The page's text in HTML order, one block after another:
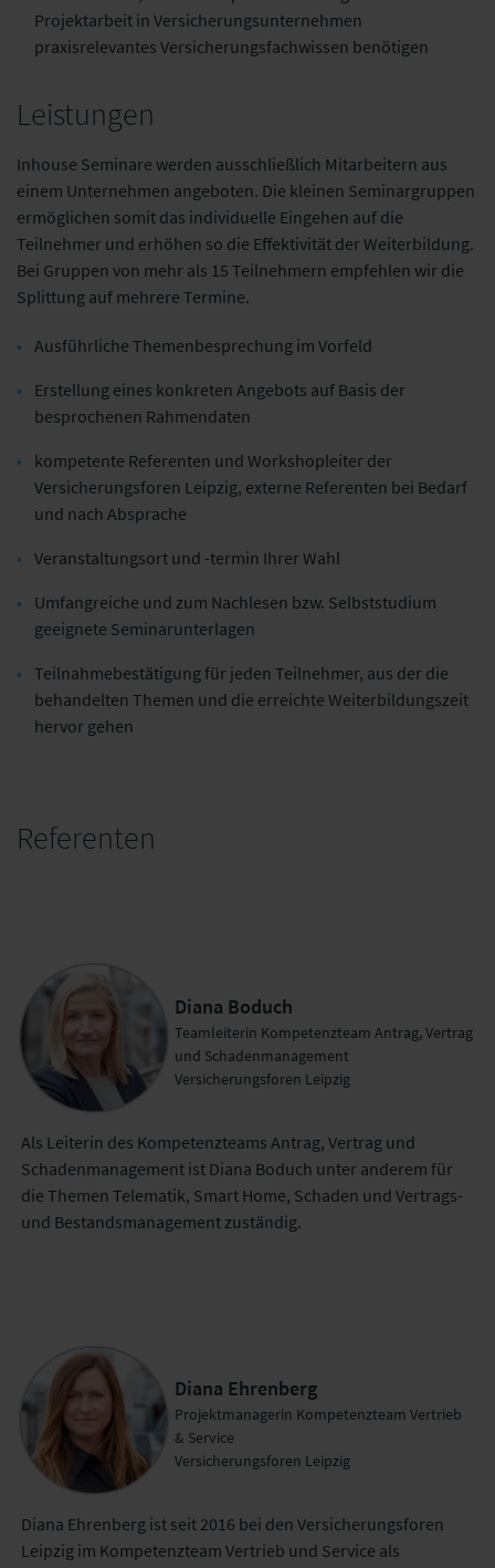
Projektarbeit in Versicherungsunternehmen
praxisrelevantes Versicherungsfachwissen benötigen
Leistungen
Inhouse Seminare werden ausschließlich Mitarbeitern aus
einem Unternehmen angeboten. Die kleinen Seminargruppen
ermöglichen somit das individuelle Eingehen auf die
Teilnehmer und erhöhen so die Effektivität der Weiterbildung.
Bei Gruppen von mehr als 15 Teilnehmern empfehlen wir die
Splittung auf mehrere Termine.
Ausführliche Themenbesprechung im Vorfeld
Erstellung eines konkreten Angebots auf Basis der
besprochenen Rahmendaten
kompetente Referenten und Workshopleiter der
Versicherungsforen Leipzig, externe Referenten bei Bedarf
und nach Absprache
Veranstaltungsort und -termin Ihrer Wahl
Umfangreiche und zum Nachlesen bzw. Selbststudium
geeignete Seminarunterlagen
Teilnahmebestätigung für jeden Teilnehmer, aus der die
behandelten Themen und die erreichte Weiterbildungszeit
hervor gehen
Referenten
Diana Boduch
Teamleiterin Kompetenzteam Antrag, Vertrag
und Schadenmanagement
Versicherungsforen Leipzig
Als Leiterin des Kompetenzteams Antrag, Vertrag und
Schadenmanagement ist Diana Boduch unter anderem für
die Themen Telematik, Smart Home, Schaden und Vertrags-
und Bestandsmanagement zuständig.
Diana Ehrenberg
Projektmanagerin Kompetenzteam Vertrieb
& Service
Versicherungsforen Leipzig
Diana Ehrenberg ist seit 2016 bei den Versicherungsforen
Leipzig im Kompetenzteam Vertrieb und Service als